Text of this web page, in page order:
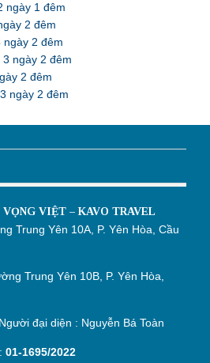
ngày 1 đêm
2 đêm
ngày 2 đêm
3 ngày 2 đêm
2 đêm
ngày 2 đêm
VIỆT – KAVO TRAVEL
Trung Yên 10A, P. Yên Hòa, Cầu
Trung Yên 10B, P. Yên Hòa,
đại diện : Nguyễn Bá Toàn
01-1695/2022